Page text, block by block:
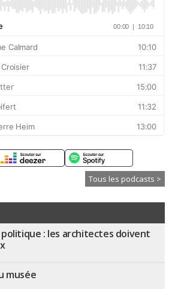
Tous les podcasts >
: les architectes doivent
musée